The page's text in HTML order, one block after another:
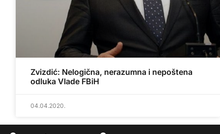
Zvizdić: Nelogična, nerazumna i nepoštena
odluka Vlade FBiH
04.04.2020.